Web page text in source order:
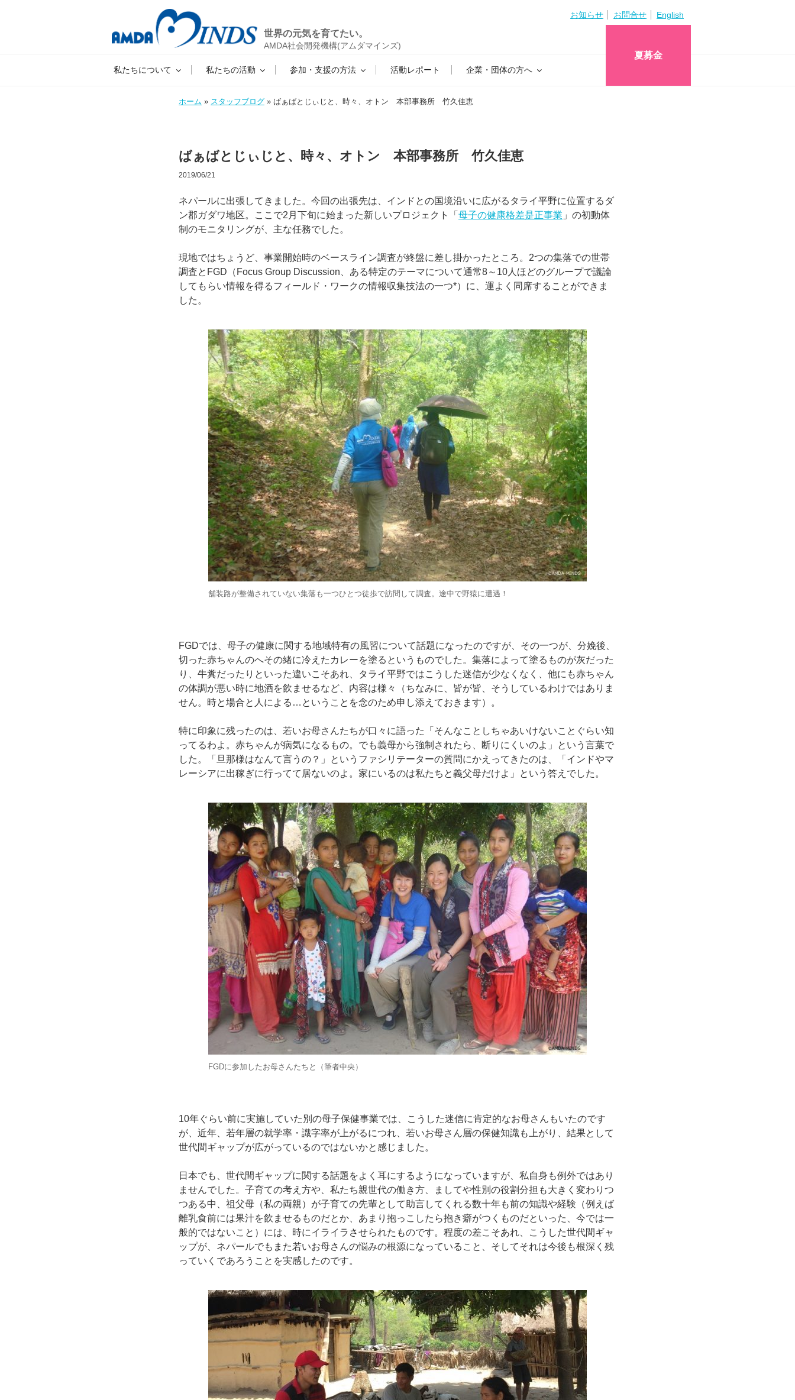
世界の元気を育てたい。
AMDA社会開発機構(アムダマインズ)
お知らせ お問合せ English
私たちについて 私たちの活動 参加・支援の方法 活動レポート 企業・団体の方へ
夏募金
ホーム » スタッフブログ » ばぁばとじぃじと、時々、オトン 本部事務所 竹久佳恵
ばぁばとじぃじと、時々、オトン 本部事務所 竹久佳恵
2019/06/21
ネパールに出張してきました。今回の出張先は、インドとの国境沿いに広がるタライ平野に位置するダ
ン郡ガダワ地区。ここで2月下旬に始まった新しいプロジェクト「 母子の健康格差是正事業 」の初動体
制のモニタリングが、主な任務でした。
現地ではちょうど、事業開始時のベースライン調査が終盤に差し掛かったところ。2つの集落での世帯
調査とFGD（Focus Group Discussion、ある特定のテーマについて通常8～10人ほどのグループで議論
してもらい情報を得るフィールド・ワークの情報収集技法の一つ*）に、運よく同席することができま
した。
舗装路が整備されていない集落も一つひとつ徒歩で訪問して調査。途中で野猿に遭遇！
FGDでは、母子の健康に関する地域特有の風習について話題になったのですが、その一つが、分娩後、
切った赤ちゃんのへその緒に冷えたカレーを塗るというものでした。集落によって塗るものが灰だった
り、牛糞だったりといった違いこそあれ、タライ平野ではこうした迷信が少なくなく、他にも赤ちゃん
の体調が悪い時に地酒を飲ませるなど、内容は様々（ちなみに、皆が皆、そうしているわけではありま
せん。時と場合と人による…ということを念のため申し添えておきます）。
特に印象に残ったのは、若いお母さんたちが口々に語った「そんなことしちゃあいけないことぐらい知
ってるわよ。赤ちゃんが病気になるもの。でも義母から強制されたら、断りにくいのよ」という言葉で
した。「旦那様はなんて言うの？」というファシリテーターの質問にかえってきたのは、「インドやマ
レーシアに出稼ぎに行ってて居ないのよ。家にいるのは私たちと義父母だけよ」という答えでした。
FGDに参加したお母さんたちと（筆者中央）
10年ぐらい前に実施していた別の母子保健事業では、こうした迷信に肯定的なお母さんもいたのです
が、近年、若年層の就学率・識字率が上がるにつれ、若いお母さん層の保健知識も上がり、結果として
世代間ギャップが広がっているのではないかと感じました。
日本でも、世代間ギャップに関する話題をよく耳にするようになっていますが、私自身も例外ではあり
ませんでした。子育ての考え方や、私たち親世代の働き方、ましてや性別の役割分担も大きく変わりつ
つある中、祖父母（私の両親）が子育ての先輩として助言してくれる数十年も前の知識や経験（例えば
離乳食前には果汁を飲ませるものだとか、あまり抱っこしたら抱き癖がつくものだといった、今では一
般的ではないこと）には、時にイライラさせられたものです。程度の差こそあれ、こうした世代間ギャ
ップが、ネパールでもまた若いお母さんの悩みの根源になっていること、そしてそれは今後も根深く残
っていくであろうことを実感したのです。